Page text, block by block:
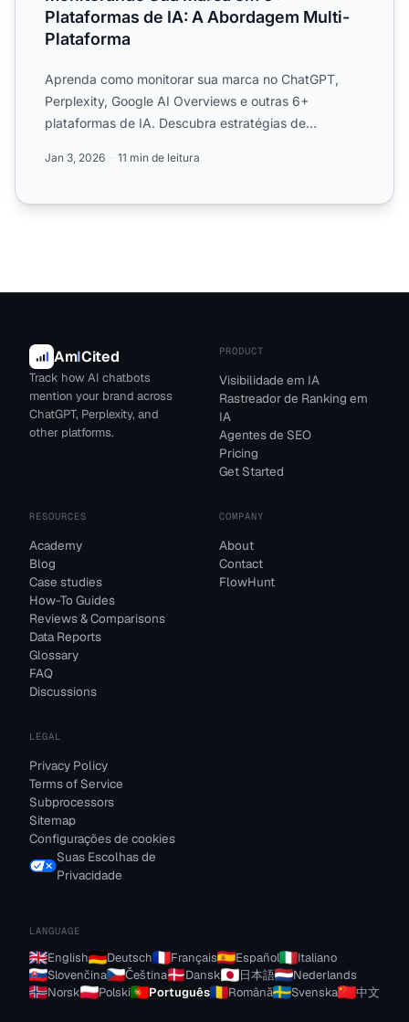
Plataformas de IA: A Abordagem Multi-
Plataforma
Aprenda como monitorar sua marca no ChatGPT,
Perplexity, Google AI Overviews e outras 6+
plataformas de IA. Descubra estratégias de
Jan 3, 2026 11 min de leitura
AmICited
Track how AI chatbots
mention your brand across
ChatGPT, Perplexity, and
other platforms.
PRODUCT
Visibilidade em IA
Rastreador de Ranking em
IA
Agentes de SEO
Pricing
Get Started
RESOURCES
Academy
Blog
Case studies
How-To Guides
Reviews & Comparisons
Data Reports
Glossary
FAQ
Discussions
COMPANY
About
Contact
FlowHunt
LEGAL
Privacy Policy
Terms of Service
Subprocessors
Sitemap
Configurações de cookies
Suas Escolhas de
Privacidade
LANGUAGE
English Deutsch Français Español
Italiano
Slovenčina
Čeština Dansk 日本語
Nederlands
Norsk
Polski Português Română Svenska 中文